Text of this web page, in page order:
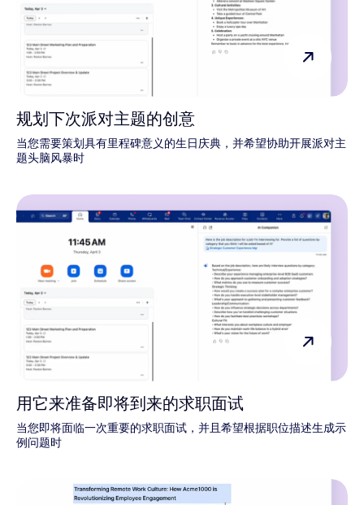
规划下次派对主题的创意
当您需要策划具有里程碑意义的生日庆典，并希望协助开展派对主
题头脑风暴时
用它来准备即将到来的求职面试
当您即将面临一次重要的求职面试，并且希望根据职位描述生成示
例问题时